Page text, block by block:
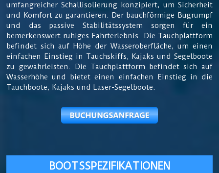
umfangreicher Schallisolierung konzipiert, um Sicherheit
und Komfort zu garantieren. Der bauchförmige Bugrumpf
und das passive Stabilitätssystem sorgen für ein
bemerkenswert ruhiges Fahrterlebnis. Die Tauchplattform
befindet sich auf Höhe der Wasseroberfläche, um einen
einfachen Einstieg in Tauchskiffs, Kajaks und Segelboote
zu gewährleisten. Die Tauchplattform befindet sich auf
Wasserhöhe und bietet einen einfachen Einstieg in die
Tauchboote, Kajaks und Laser-Segelboote.
BOOTSSPEZIFIKATIONEN